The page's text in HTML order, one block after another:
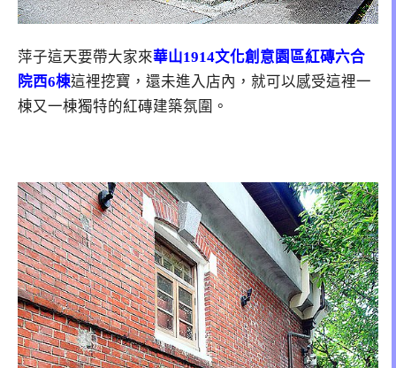
萍子這天要帶大家來華山1914文化創意園區紅磚六合
院西6棟這裡挖寶，還未進入店內，就可以感受這裡一
棟又一棟獨特的紅磚建築氛圍。